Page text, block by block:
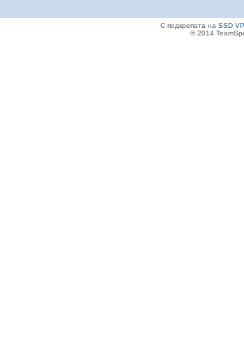
С подкрепата на SSD
© 2014